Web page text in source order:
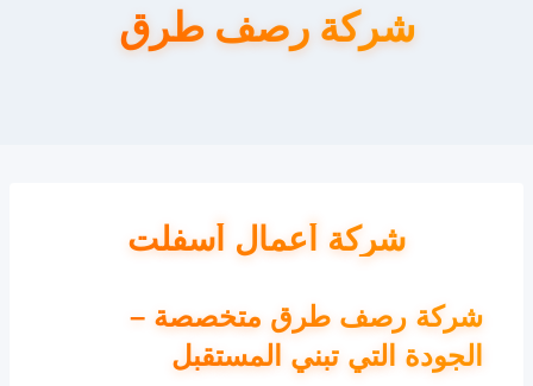
شركة رصف طرق
شركة أعمال أسفلت
شركة رصف طرق متخصصة –
الجودة التي تبني المستقبل